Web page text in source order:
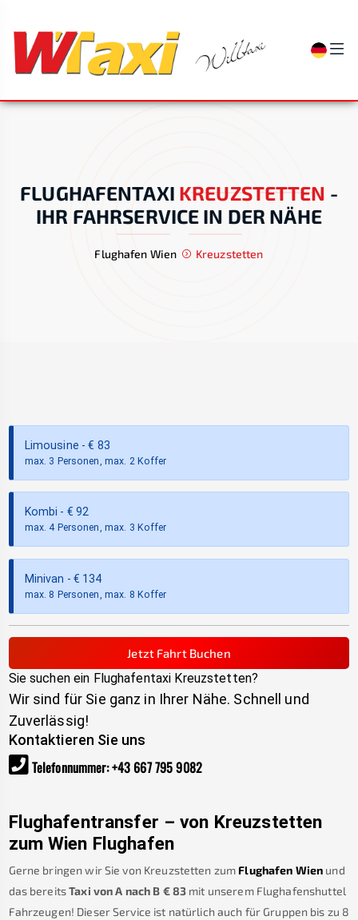
FLUGHAFENTAXI KREUZSTETTEN -
IHR FAHRSERVICE IN DER NÄHE
Flughafen Wien Kreuzstetten
Limousine - € 83
max. 3 Personen, max. 2 Koffer
Kombi - € 92
max. 4 Personen, max. 3 Koffer
Minivan - € 134
max. 8 Personen, max. 8 Koffer
Jetzt Fahrt Buchen
Sie suchen ein Flughafentaxi Kreuzstetten?
Wir sind für Sie ganz in Ihrer Nähe. Schnell und
Zuverlässig!
Kontaktieren Sie uns
Telefonnummer:+43 667 795 9082
Flughafentransfer – von Kreuzstetten
zum Wien Flughafen
Gerne bringen wir Sie von Kreuzstetten zum Flughafen Wien und
das bereitsTaxi von A nach B €83 mit unserem Flughafenshuttel
Fahrzeugen! Dieser Service ist natürlich auch für Gruppen bis zu 8